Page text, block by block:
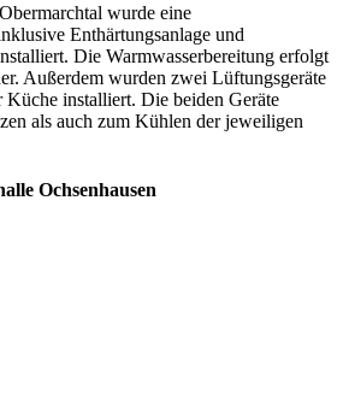
wurde eine
Enthärtungsanlage und
Die Warmwasserbereitung erfolgt
Außerdem wurden zwei Lüftungsgeräte
installiert. Die beiden Geräte
als auch zum Kühlen der jeweiligen
Ochsenhausen